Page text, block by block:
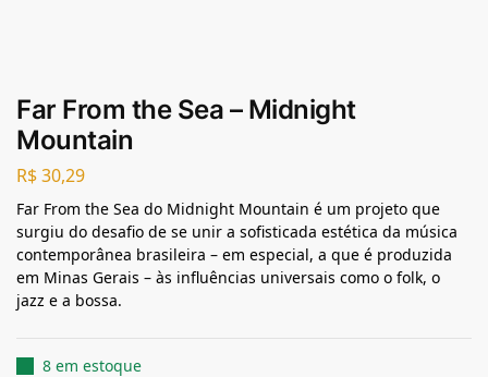
Far From the Sea – Midnight
Mountain
R$30,29
Far From the Sea do Midnight Mountain é um projeto que
surgiu do desafio de se unir a sofisticada estética da música
contemporânea brasileira – em especial, a que é produzida
em Minas Gerais – às influências universais como o folk, o
jazz e a bossa.
8 em estoque